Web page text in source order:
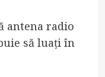
antena radio
să luați în